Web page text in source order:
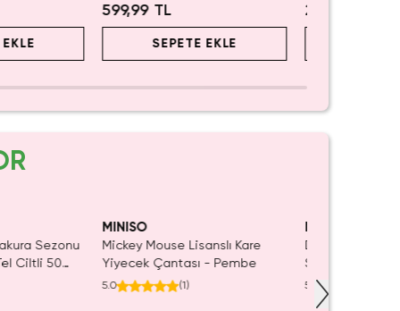
EKLE
599,99 TL
SEPETE EKLE
299,99 TL
Sezonu
Ciltli 50
MINISO
Mickey Mouse Lisanslı Kare
Yiyecek Çantası - Pembe
5.0 (1)
Disney Lisanslı
Serisi Kozmetik
Geniş İç
5.0